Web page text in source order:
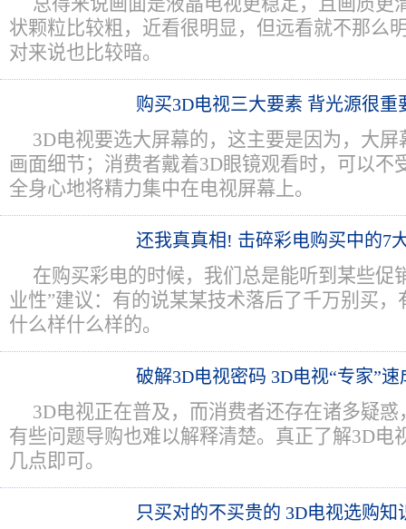
状颗粒比较粗，近看很明显，但远看就不那么
对来说也比较暗。
购买3D电视三大要素 背光源很重
3D电视要选大屏幕的，这主要是因为，大
画面细节；消费者戴着3D眼镜观看时，可以不
全身心地将精力集中在电视屏幕上。
还我真真相! 击碎彩电购买中的7
在购买彩电的时候，我们总是能听到某些促
业性”建议：有的说某某技术落后了千万别买
什么样什么样的。
破解3D电视密码 3D电视“专家”速
3D电视正在普及，而消费者还存在诸多疑
有些问题导购也难以解释清楚。真正了解3D电
几点即可。
只买对的不买贵的 3D电视选购知